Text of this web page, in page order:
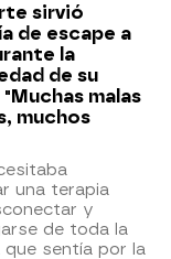
sirvió
de escape a
la
de su
malas
muchos
una terapia
y
de toda la
que sentía por la